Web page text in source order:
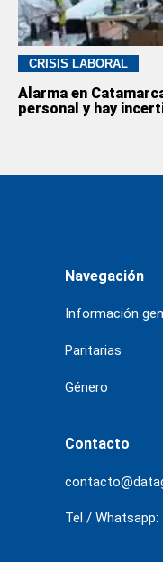
CRISIS LABORAL
Alarma en
personal y hay
Navegación
Información
Paritarias
Género
Contacto
Tel / Whatsapp: